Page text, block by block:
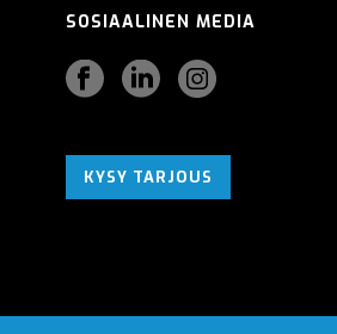
SOSIAALINEN MEDIA
KYSY TARJOUS